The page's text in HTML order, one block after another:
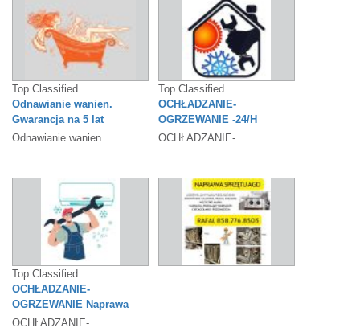
Top Classified
Odnawianie wanien.
Gwarancja na 5 lat
Odnawianie wanien.
773-690-3257
Top Classified
OCHŁADZANIE-
OGRZEWANIE -24/H
Naprawa i wymiana
OCHŁADZANIE-
klimatyzatorów, pieców
nadmuchowych,...
Top Classified
OCHŁADZANIE-
OGRZEWANIE Naprawa
systemów grzewczo-
OCHŁADZANIE-